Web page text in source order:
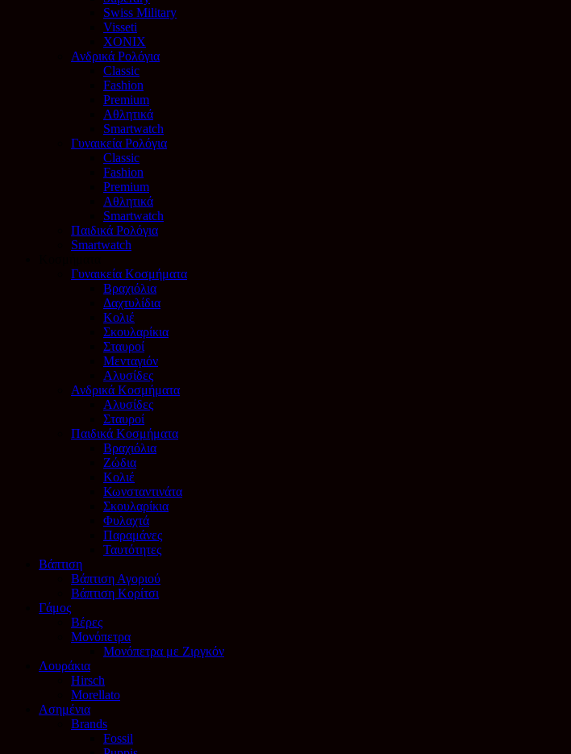
Swiss Military
Visseti
XONIX
Ανδρικά Ρολόγια
Classic
Fashion
Premium
Αθλητικά
Smartwatch
Γυναικεία Ρολόγια
Classic
Fashion
Premium
Αθλητικά
Smartwatch
Παιδικά Ρολόγια
Smartwatch
Γυναικεία Κοσμήματα
Βραχιόλια
Δαχτυλίδια
Κολιέ
Σκουλαρίκια
Σταυροί
Μενταγιόν
Αλυσίδες
Ανδρικά Κοσμήματα
Αλυσίδες
Σταυροί
Παιδικά Κοσμήματα
Βραχιόλια
Ζώδια
Κολιέ
Κωνσταντινάτα
Σκουλαρίκια
Φυλαχτά
Παραμάνες
Ταυτότητες
Βάπτιση
Βάπτιση Αγοριού
Βάπτιση Κορίτσι
Γάμος
Βέρες
Μονόπετρα
Μονόπετρα με Ζιργκόν
Λουράκια
Hirsch
Morellato
Ασημένια
Brands
Fossil